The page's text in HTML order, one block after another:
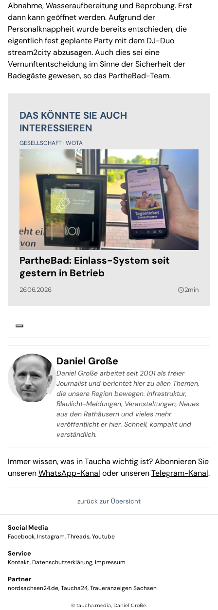
Abnahme, Wasseraufbereitung und Beprobung. Erst
dann kann geöffnet werden. Aufgrund der
Personalknappheit wurde bereits entschieden, die
eigentlich fest geplante Party mit dem DJ-Duo
stream2city abzusagen. Auch dies sei eine
Vernunftentscheidung im Sinne der Sicherheit der
Badegäste gewesen, so das PartheBad-Team.
DAS KÖNNTE SIE AUCH
INTERESSIEREN
GESELLSCHAFT WOTA
PartheBad: Einlass-System seit
gestern in Betrieb
26.06.2026 query_builder2min
Daniel Große
Daniel Große arbeitet seit 2001 als freier
Journalist und berichtet hier zu allen Themen,
die unsere Region bewegen. Infrastruktur,
Blaulicht-Meldungen, Veranstaltungen, Neues
aus den Rathäusern und vieles mehr
veröffentlicht er hier. Schnell, kompakt und
verständlich.
Immer wissen, was in Taucha wichtig ist? Abonnieren Sie
unserenWhatsApp-Kanal oder unserenTelegram-Kanal.
zurück zur Übersicht
Social Media
Facebook Instagram Threads Youtube
Service
Kontakt Datenschutzerklärung Impressum
Partner
nordsachsen24.de Taucha24 Traueranzeigen Sachsen
© taucha.media, Daniel Große.